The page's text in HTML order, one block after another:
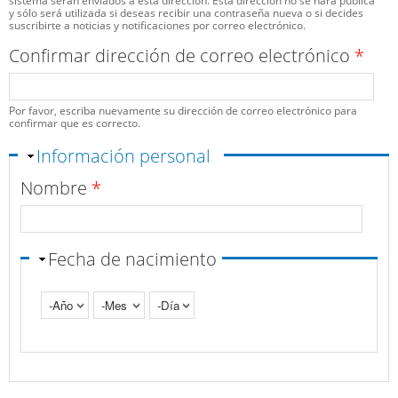
y sólo será utilizada si deseas recibir una contraseña nueva o si decides
suscribirte a noticias y notificaciones por correo electrónico.
Confirmar dirección de correo electrónico *
Por favor, escriba nuevamente su dirección de correo electrónico para
confirmar que es correcto.
Ocultar
Información personal
Nombre *
Fecha de nacimiento
Año
Mes Día